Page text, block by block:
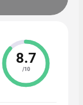
8.7
/10